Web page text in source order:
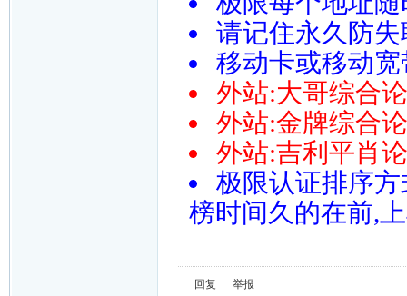
请记住永久防失
移动卡或移动
外站:大哥综合
外站:金牌综合
外站:吉利平肖
极限认证排序
榜时间久的在前,
回复 举报